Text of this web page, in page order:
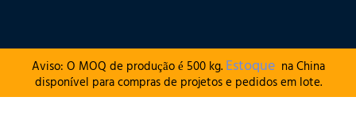
Aviso: O MOQ de produção é 500 kg. Estoquena China
disponível para compras de projetos e pedidos em lote.